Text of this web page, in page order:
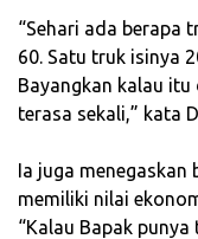
‎“Sehari ada berapa
60. Satu truk isinya
Bayangkan kalau
terasa sekali,” kata
‎Ia juga
memiliki nilai
“Kalau Bapak